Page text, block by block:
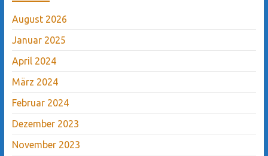
August 2026
Januar 2025
April 2024
März 2024
Februar 2024
Dezember 2023
November 2023